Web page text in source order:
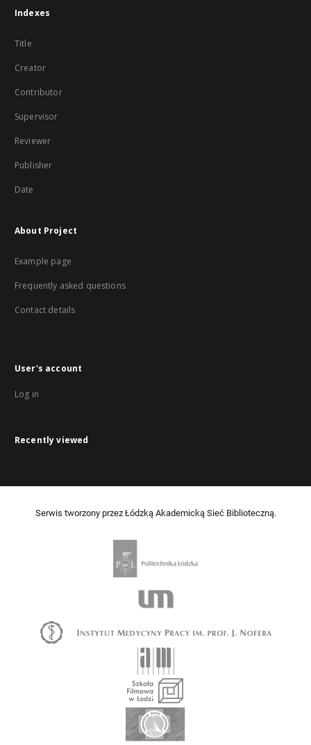
Indexes
Title
Creator
Contributor
Supervisor
Reviewer
Publisher
Date
About Project
Example page
Frequently asked questions
Contact details
User's account
Log in
Recently viewed
Serwis tworzony przez Łódzką Akademicką Sieć Biblioteczną.